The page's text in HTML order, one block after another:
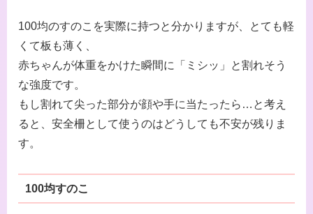
100均のすのこを実際に持つと分かりますが、とても軽
くて板も薄く、
赤ちゃんが体重をかけた瞬間に「ミシッ」と割れそう
な強度です。
もし割れて尖った部分が顔や手に当たったら…と考え
ると、安全柵として使うのはどうしても不安が残りま
す。
100均すのこ